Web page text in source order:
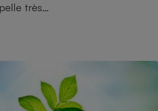
très…